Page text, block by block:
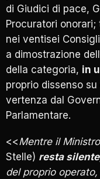
di Giudici di pace,
Procuratori
nei ventisei
a dimostrazione
della categoria, in
proprio dissenso
vertenza dal
Parlamentare.
<<Mentre il Ministro
Stelle) resta silente
del proprio